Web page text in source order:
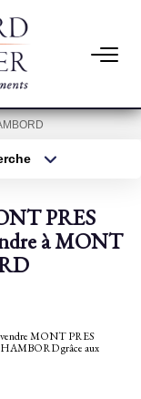
PRES
à MONT
vendre MONT PRES
grâce aux